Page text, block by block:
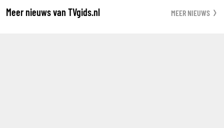
Meer nieuws van TVgids.nl MEER NIEUWS